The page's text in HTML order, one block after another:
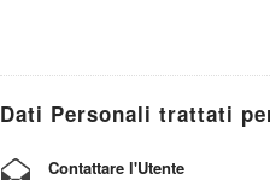
Dati Personali trattati
Contattare l'Utente